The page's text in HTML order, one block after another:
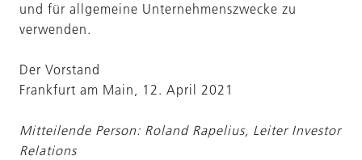
und für allgemeine Unternehmenszwecke zu
verwenden.
Der Vorstand
Frankfurt am Main, 12. April 2021
Mitteilende Person: Roland Rapelius, Leiter Investor
Relations